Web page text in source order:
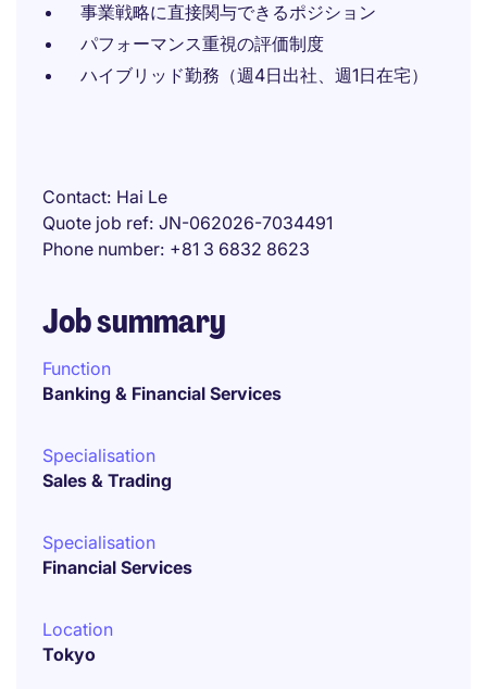
事業戦略に直接関与できるポジション
パフォーマンス重視の評価制度
ハイブリッド勤務（週4日出社、週1日在宅）
Contact Hai Le
Quote job ref JN-062026-7034491
Phone number +81 3 6832 8623
Job summary
Function
Banking & Financial Services
Specialisation
Sales & Trading
Specialisation
Financial Services
Location
Tokyo